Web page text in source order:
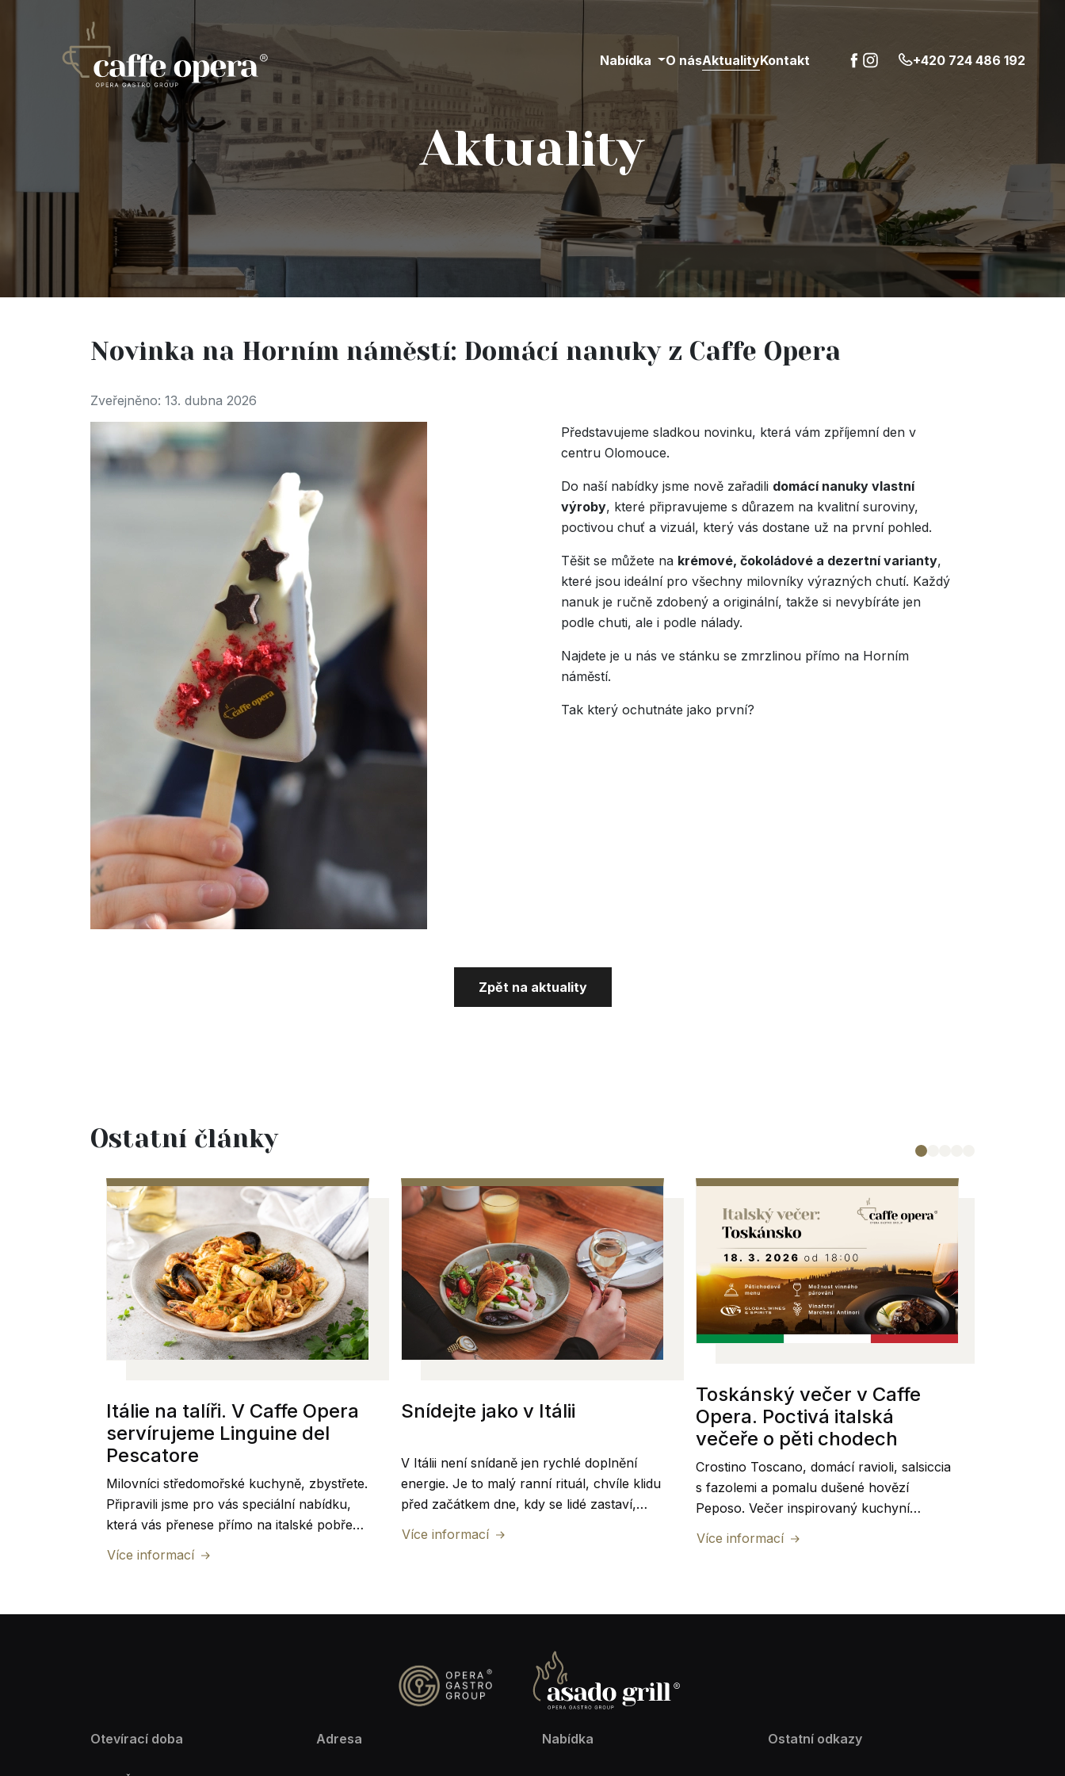
Nabídka O násAktualityKontakt +420 724 486 192
Aktuality
Novinka na Horním náměstí: Domácí nanuky z Caffe Opera
Zveřejněno: 13. dubna 2026
Představujeme sladkou novinku, která vám zpříjemní den v
centru Olomouce.
Do naší nabídky jsme nově zařadili domácí nanuky vlastní
výroby, které připravujeme s důrazem na kvalitní suroviny,
poctivou chuť a vizuál, který vás dostane už na první pohled.
Těšit se můžete na krémové, čokoládové a dezertní varianty,
které jsou ideální pro všechny milovníky výrazných chutí. Každý
nanuk je ručně zdobený a originální, takže si nevybíráte jen
podle chuti, ale i podle nálady.
Najdete je u nás ve stánku se zmrzlinou přímo na Horním
náměstí.
Tak který ochutnáte jako první?
Zpět na aktuality
Ostatní články
Itálie na talíři. V Caffe Opera
servírujeme Linguine del
Pescatore
Milovníci středomořské kuchyně, zbystřete.
Připravili jsme pro vás speciální nabídku,
která vás přenese přímo na italské pobřeží.
A protože dobré jídlo chutná nejlépe ve
Více informací
Snídejte jako v Itálii
V Itálii není snídaně jen rychlé doplnění
energie. Je to malý ranní rituál, chvíle klidu
před začátkem dne, kdy se lidé zastaví,
vychutnají si skvělou kávu a něco dobrého
Více informací
Toskánský večer v Caffe
Opera. Poctivá italská
večeře o pěti chodech
Crostino Toscano, domácí ravioli, salsiccia
s fazolemi a pomalu dušené hovězí
Peposo. Večer inspirovaný kuchyní
Toskánska.
Více informací
Otevírací doba Adresa Nabídka Ostatní odkazy